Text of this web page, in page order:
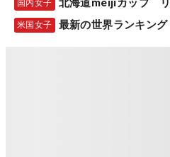
国内女子 北海道meijiカップ
米国女子 最新の世界ランキング